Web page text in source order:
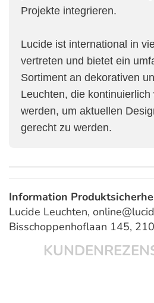
Projekte integrieren.
Lucide ist international in
vertreten und bietet ein
Sortiment an dekorativen
Leuchten, die
werden, um aktuellen
gerecht zu werden.
Information
Lucide Leuchten,
Bisschoppenhoflaan 145,